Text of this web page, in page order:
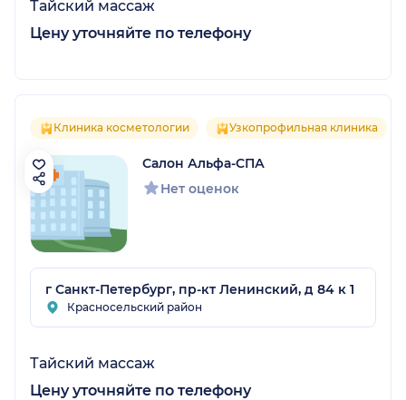
Тайский массаж
Цену уточняйте по телефону
Клиника косметологии Узкопрофильная клиника
Салон Альфа-СПА
Нет оценок
г Санкт-Петербург, пр-кт Ленинский, д 84 к 1
Красносельский район
Тайский массаж
Цену уточняйте по телефону